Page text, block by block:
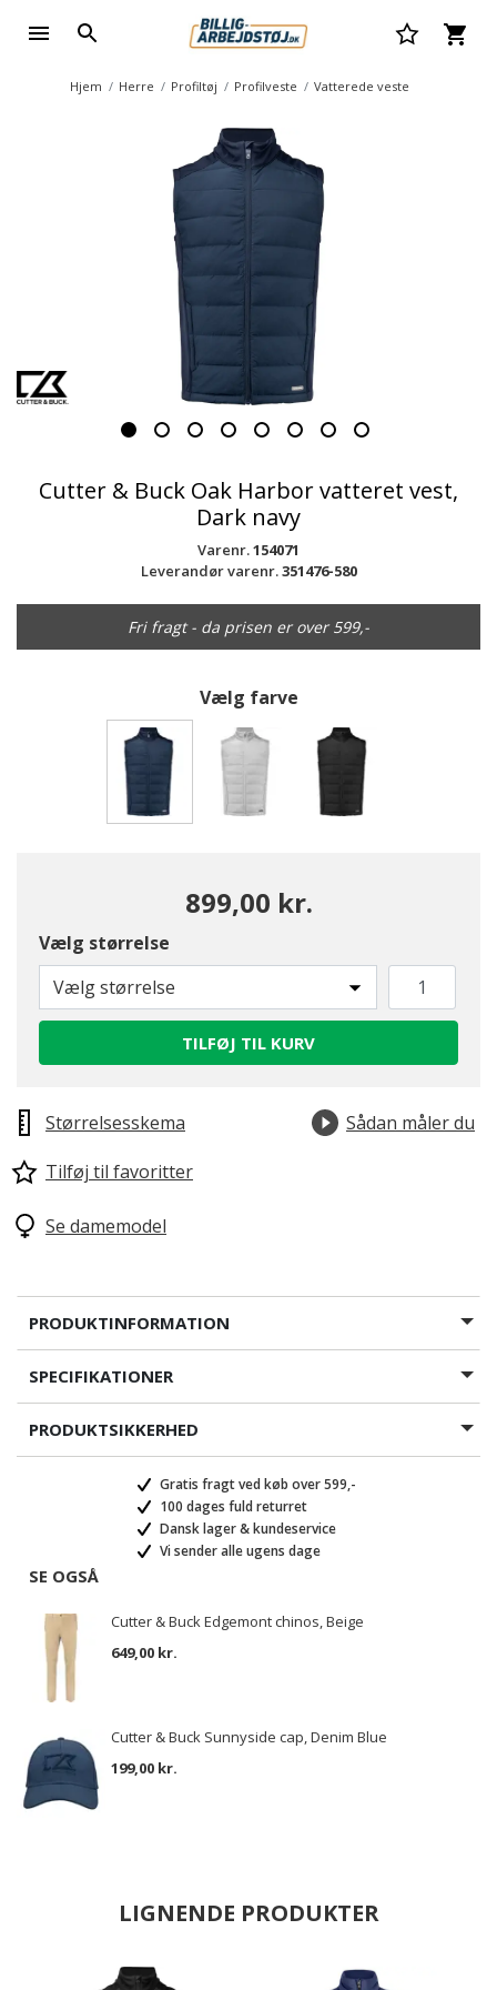
Hjem Herre Profiltøj Profilveste Vatterede veste
Cutter & Buck Oak Harbor vatteret vest,
Dark navy
Varenr.154071
Leverandør varenr.351476-580
Fri fragt - da prisen er over 599,-
Vælg farve
899,00 kr.
Vælg størrelse
Vælg størrelse
TILFØJ TIL KURV
Størrelsesskema
Sådan måler du
Tilføj til favoritter
Se damemodel
PRODUKTINFORMATION
SPECIFIKATIONER
PRODUKTSIKKERHED
Gratis fragt ved køb over 599,-
100 dages fuld returret
Dansk lager & kundeservice
Vi sender alle ugens dage
SE OGSÅ
Cutter & Buck Edgemont chinos, Beige
649,00 kr.
Cutter & Buck Sunnyside cap, Denim Blue
199,00 kr.
LIGNENDE PRODUKTER